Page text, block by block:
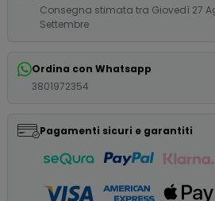
Consegna stimata tra Giovedì 27
Settembre
Ordina con Whatsapp
3801972354
Pagamenti sicuri e garantiti